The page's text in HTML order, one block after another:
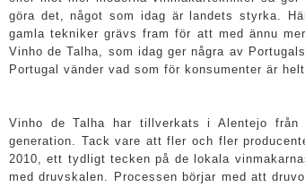
göra det, något som idag är landets styrka.
gamla tekniker grävs fram för att med ännu
Vinho de Talha, som idag ger några av
Portugal vänder vad som för konsumenter är
Vinho de Talha har tillverkats i Alentejo från
generation. Tack vare att fler och fler
2010, ett tydligt tecken på de lokala
med druvskalen. Processen börjar med att